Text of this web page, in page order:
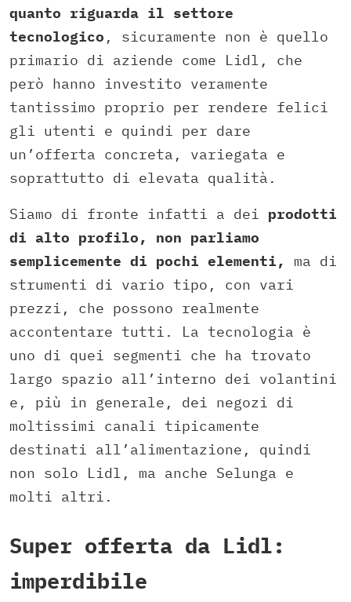
quanto riguarda il settore
tecnologico , sicuramente non è quello
primario di aziende come Lidl, che
però hanno investito veramente
tantissimo proprio per rendere felici
gli utenti e quindi per dare
un’offerta concreta, variegata e
soprattutto di elevata qualità.
Siamo di fronte infatti a dei prodotti
di alto profilo, non parliamo
semplicemente di pochi elementi,
ma di
strumenti di vario tipo, con vari
prezzi, che possono realmente
accontentare tutti. La tecnologia è
uno di quei segmenti che ha trovato
largo spazio all’interno dei volantini
e, più in generale, dei negozi di
moltissimi canali tipicamente
destinati all’alimentazione, quindi
non solo Lidl, ma anche Selunga e
molti altri.
Super offerta da Lidl:
imperdibile